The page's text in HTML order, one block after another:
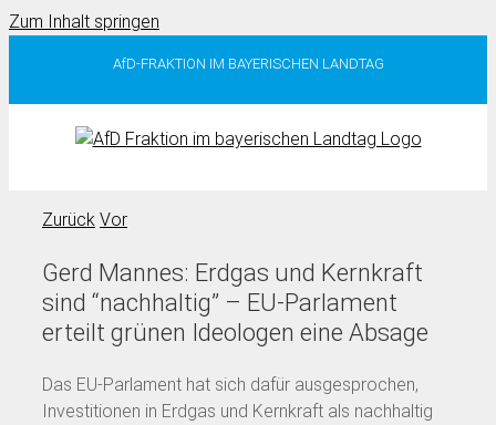
Zum Inhalt springen
AfD-FRAKTION IM BAYERISCHEN LANDTAG
Zurück Vor
Gerd Mannes: Erdgas und Kernkraft
sind “nachhaltig” – EU-Parlament
erteilt grünen Ideologen eine Absage
Das EU-Parlament hat sich dafür ausgesprochen,
Investitionen in Erdgas und Kernkraft als nachhaltig